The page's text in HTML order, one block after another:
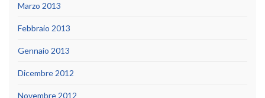
Marzo 2013
Febbraio 2013
Gennaio 2013
Dicembre 2012
Novembre 2012